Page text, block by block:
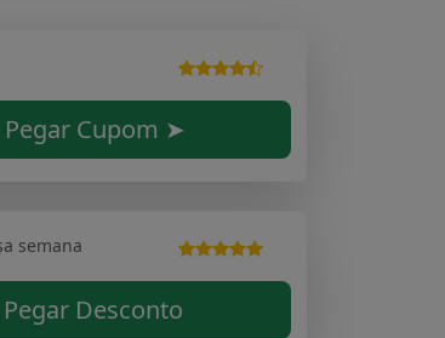
Pegar Cupom ➤
semana
Desconto